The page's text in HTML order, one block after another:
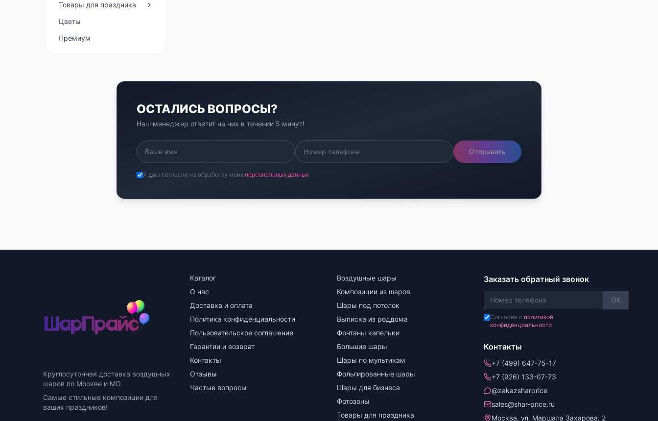
Товары для праздника
Цветы
Премиум
ОСТАЛИСЬ ВОПРОСЫ?
Наш менеджер ответит на них в течении 5 минут!
Отправить
Я даю согласие на обработку моих персональных данных
Круглосуточная доставка воздушных
шаров по Москве и МО.
Самые стильные композиции для
ваших праздников!
Каталог
О нас
Доставка и оплата
Политика конфиденциальности
Пользовательское соглашение
Гарантии и возврат
Контакты
Отзывы
Частые вопросы
Воздушные шары
Композиции из шаров
Шары под потолок
Выписка из роддома
Фонтаны капельки
Большие шары
Шары по мультикам
Фольгированные шары
Шары для бизнеса
Фотозоны
Товары для праздника
Заказать обратный звонок
OK
Согласен с политикой
конфиденциальности
Контакты
+7 (499) 647-75-17
+7 (926) 133-07-73
@zakazsharprice
sales@shar-price.ru
Москва, ул. Маршала Захарова, 2